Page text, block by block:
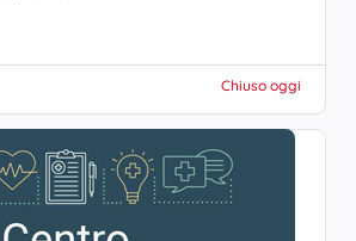
Chiuso oggi